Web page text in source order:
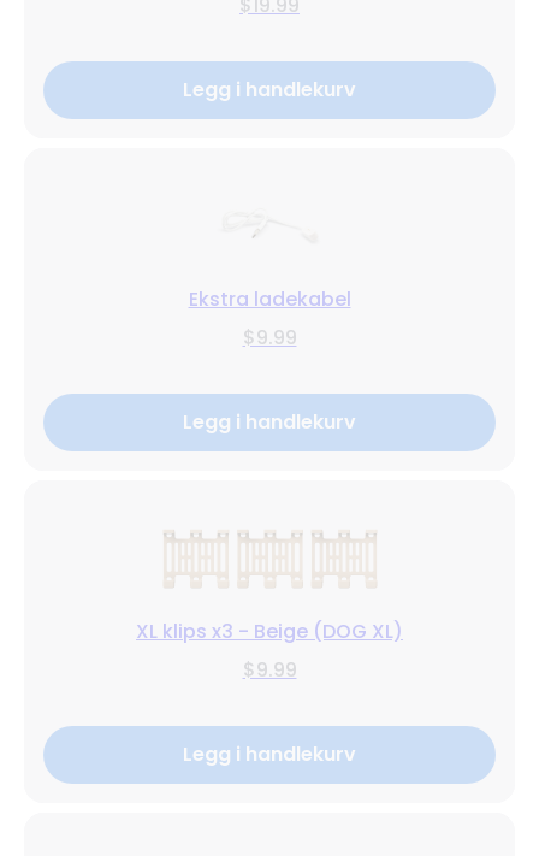
Legg i handlekurv
Ekstra ladekabel
$9.99
Legg i handlekurv
XL klips x3 - Beige (DOG XL)
$9.99
Legg i handlekurv